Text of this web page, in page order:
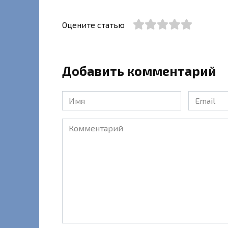
Оцените статью
Добавить комментарий
Имя
*
Email
*
Комментарий